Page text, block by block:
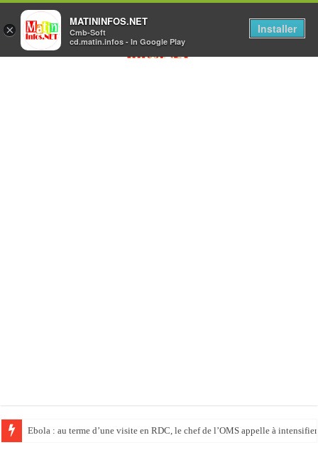
Ebola : au terme d’une visite en RDC, le chef de l’OMS appelle à
×
MATININFOS.NET
Cmb-Soft
cd.matin.infos - In Google Play
Installer